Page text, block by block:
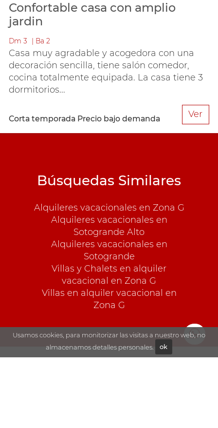
Confortable casa con amplio
jardin
Dm 3 Ba 2
Casa muy agradable y acogedora con una
decoración sencilla, tiene salón comedor,
cocina totalmente equipada. La casa tiene 3
dormitorios...
Corta temporada Precio bajo demanda Ver
Búsquedas Similares
Alquileres vacacionales en Zona G
Alquileres vacacionales en
Sotogrande Alto
Alquileres vacacionales en
Sotogrande
Villas y Chalets en alquiler
vacacional en Zona G
Villas en alquiler vacacional en
Zona G
Usamos cookies, para monitorizar las visitas a nuestro web, no
almacenamos detalles personales.
ok